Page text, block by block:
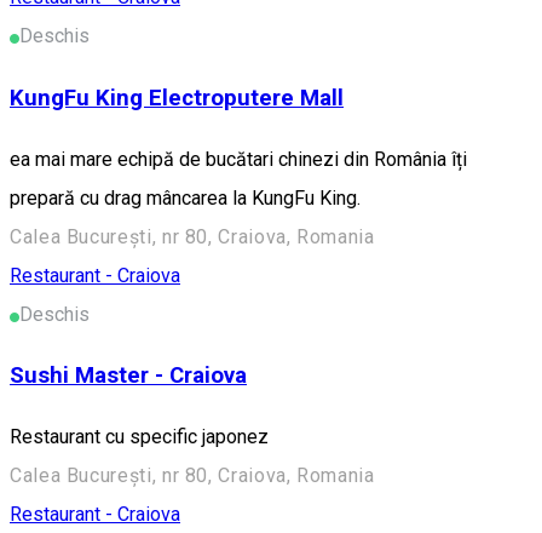
Deschis
KungFu King Electroputere Mall
ea mai mare echipă de bucătari chinezi din România îți
prepară cu drag mâncarea la KungFu King.
Calea București, nr 80, Craiova, Romania
Restaurant - Craiova
Deschis
Sushi Master - Craiova
Restaurant cu specific japonez
Calea București, nr 80, Craiova, Romania
Restaurant - Craiova